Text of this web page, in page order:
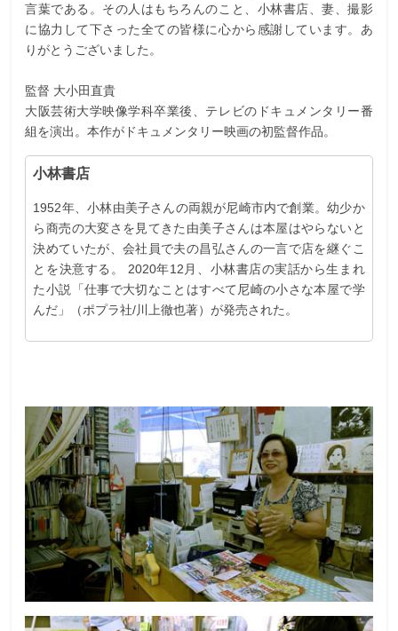
言葉である。その人はもちろんのこと、小林書店、妻、撮影
に協力して下さった全ての皆様に心から感謝しています。あ
りがとうございました。
監督 大小田直貴
大阪芸術大学映像学科卒業後、テレビのドキュメンタリー番
組を演出。本作がドキュメンタリー映画の初監督作品。
小林書店
1952年、小林由美子さんの両親が尼崎市内で創業。幼少か
ら商売の大変さを見てきた由美子さんは本屋はやらないと
決めていたが、会社員で夫の昌弘さんの一言で店を継ぐこ
とを決意する。 2020年12月、小林書店の実話から生まれ
た小説「仕事で大切なことはすべて尼崎の小さな本屋で学
んだ」（ポプラ社/川上徹也著）が発売された。